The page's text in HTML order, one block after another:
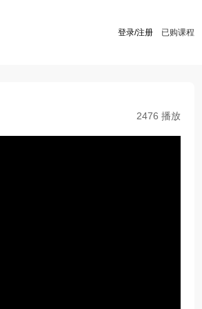
登录/注册 已购课程
2476 播放